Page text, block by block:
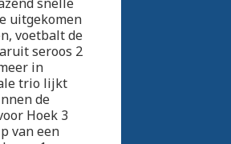
uitgekomen
voetbalt de
seroos 2
in
trio lijkt
de
Hoek 3
van een